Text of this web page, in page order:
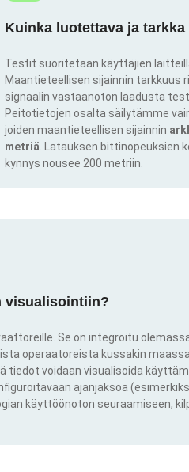
Kuinka luotettava ja tarkka
Testit suoritetaan käyttäjien
Maantieteellisen sijainnin tarkkuus
signaalin vastaanoton laadusta
Peitotietojen osalta säilytämme
joiden maantieteellisen sijainnin
metriä . Latauksen bittinopeuksien
kynnys nousee 200 metriin.
visualisointiin?
Se on integroitu
operaatoreista kussakin
tiedot voidaan visualisoida
ajanjaksoa
käyttöönoton seuraamiseen,